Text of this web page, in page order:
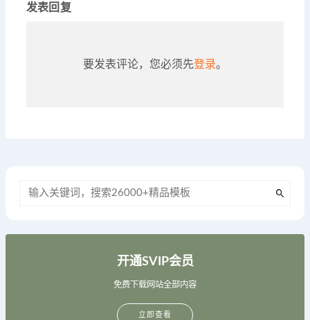
发表回复
要发表评论，您必须先登录。
开通SVIP会员
免费下载网站全部内容
立即查看